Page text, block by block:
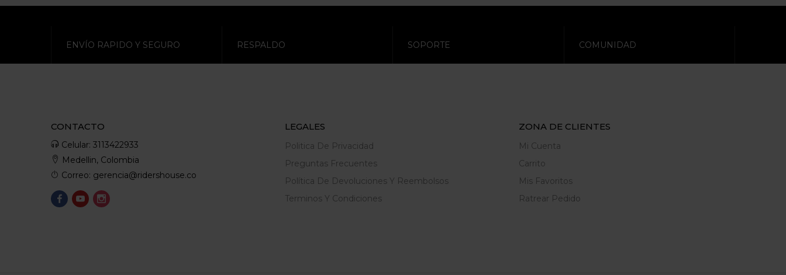
ENVÍO RAPIDO Y SEGURO RESPALDO SOPORTE COMUNIDAD
CONTACTO
Celular: 3113422933
Medellin, Colombia
Correo: gerencia@ridershouse.co
LEGALES
Politica De Privacidad
Preguntas Frecuentes
Política De Devoluciones Y Reembolsos
Terminos Y Condiciones
ZONA DE CLIENTES
Mi Cuenta
Carrito
Mis Favoritos
Ratrear Pedido